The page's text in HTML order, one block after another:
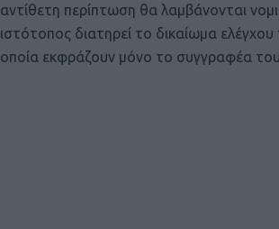
αντίθετη περίπτωση θα λαμβάνονται
ιστότοπος διατηρεί το δικαίωμα
οποία εκφράζουν μόνο το συγγραφέα